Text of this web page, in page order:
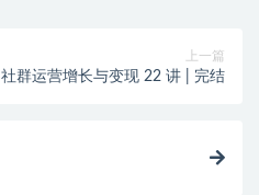
上一篇
社群运营增长与变现 22 讲 | 完结